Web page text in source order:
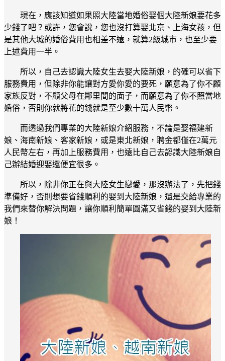
現在，應該知道如果照大陸當地婚俗娶個大陸新娘要花多
少錢了吧？或許，您會說，您也沒打算娶北京、上海女孩，但
是其他大城的婚俗費用也相差不遠，就算2級城市，也至少要
上述費用一半。
所以，自己去認識大陸女生去娶大陸新娘，的確可以省下
服務費用，但除非你能讓對方愛你愛的要死，願意為了你不顧
家族反對，不顧父母在鄰里間的面子，而願意為了你不照當地
婚俗，否則你就將花的錢就是至少數十萬人民幣。
而透過我們專業的大陸新娘介紹服務，不論是娶福建新
娘、海南新娘、客家新娘，或是東北新娘，聘金都僅在2萬元
人民幣左右，再加上服務費用，也遠比自己去認識大陸新娘自
己辦結婚迎娶還便宜很多。
所以，除非你正在與大陸女生戀愛，那沒辦法了，先把錢
準備好，否則想要省錢順利的娶到大陸新娘，還是交給專業的
我們來替你解決問題，讓你順利簡單圓滿又省錢的娶到大陸新
娘！